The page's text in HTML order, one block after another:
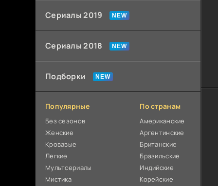
Сериалы 2019
Сериалы 2018
Подборки
Популярные
Без сезонов
Женские
Кровавые
Легкие
Мультсериалы
Мистика
По странам
Американские
Аргентинские
Британские
Бразильские
Индийские
Корейские